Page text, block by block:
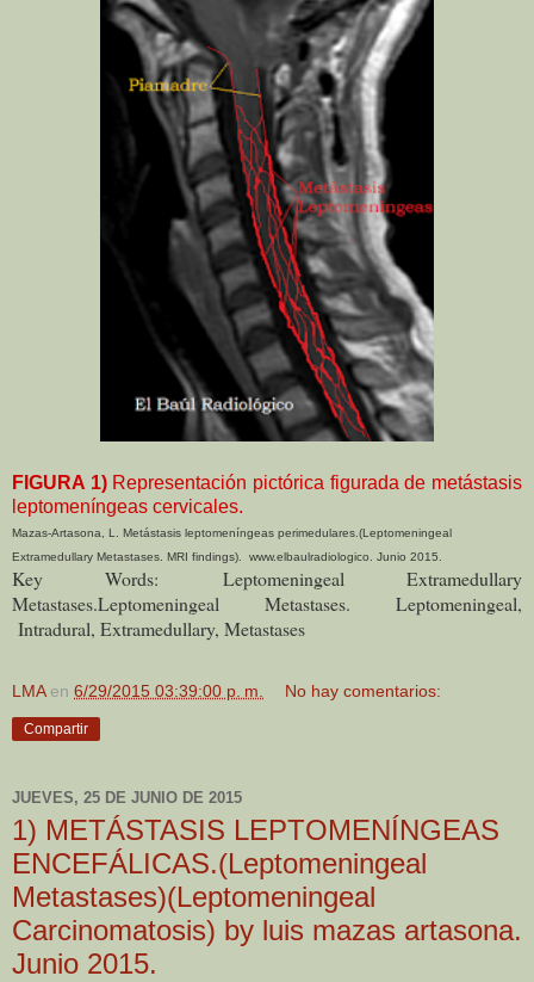
FIGURA 1) Representación pictórica figurada de metástasis
leptomeníngeas cervicales.
Mazas-Artasona, L. Metástasis leptomeníngeas perimedulares.(Leptomeningeal
Extramedullary Metastases. MRI findings). www.elbaulradiologico. Junio 2015.
Key Words: Leptomeningeal Extramedullary
Metastases.Leptomeningeal Metastases. Leptomeningeal,
Intradural, Extramedullary, Metastases
LMA en 6/29/2015 03:39:00 p. m. No hay comentarios:
Compartir
JUEVES, 25 DE JUNIO DE 2015
1) METÁSTASIS LEPTOMENÍNGEAS
ENCEFÁLICAS.(Leptomeningeal
Metastases)(Leptomeningeal
Carcinomatosis) by luis mazas artasona.
Junio 2015.